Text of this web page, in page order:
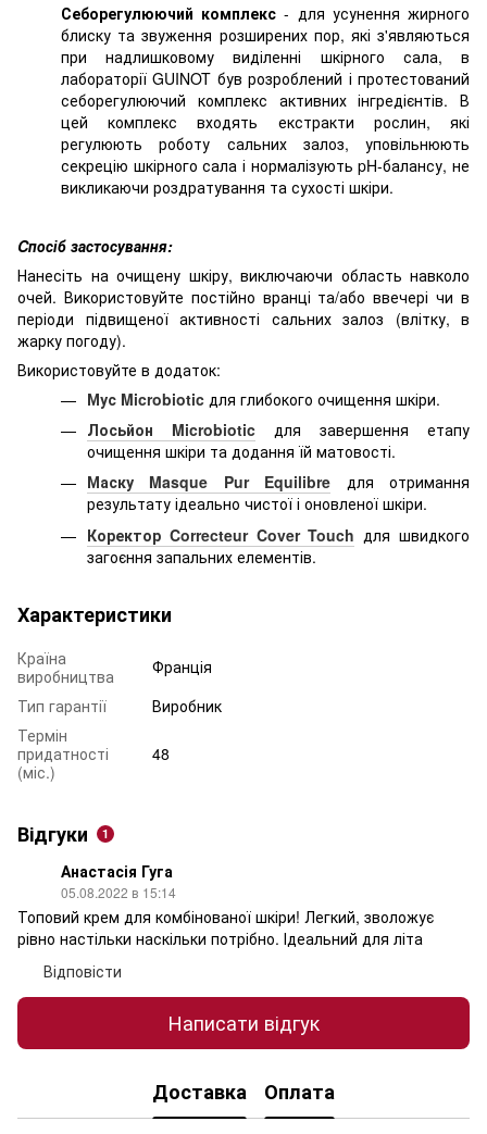
Себорегулюючий комплекс - для усунення жирного
блиску та звуження розширених пор, які з'являються
при надлишковому виділенні шкірного сала, в
лабораторії GUINOT був розроблений і протестований
себорегулюючий комплекс активних інгредієнтів. В
цей комплекс входять екстракти рослин, які
регулюють роботу сальних залоз, уповільнюють
секрецію шкірного сала і нормалізують pH-балансу, не
викликаючи роздратування та сухості шкіри.
Cпосіб застосування:
Нанесіть на очищену шкіру, виключаючи область навколо
очей. Використовуйте постійно вранці та/або ввечері чи в
періоди підвищеної активності сальних залоз (влітку, в
жарку погоду).
Використовуйте в додаток:
Мус Microbiotic для глибокого очищення шкіри.
Лосьйон Microbiotic для завершення етапу
очищення шкіри та додання їй матовості.
Маску Masque Pur Equilibre для отримання
результату ідеально чистої і оновленої шкіри.
Коректор Correcteur Cover Touch для швидкого
загоєння запальних елементів.
Характеристики
Країна
виробництва
Франція
Тип гарантії
Виробник
Термін
придатності
(міс.)
48
Відгуки 1
Анастасія Гуга
05.08.2022 в 15:14
Топовий крем для комбінованої шкіри! Легкий, зволожує
рівно настільки наскільки потрібно. Ідеальний для літа
Відповісти
Написати відгук
Доставка Оплата